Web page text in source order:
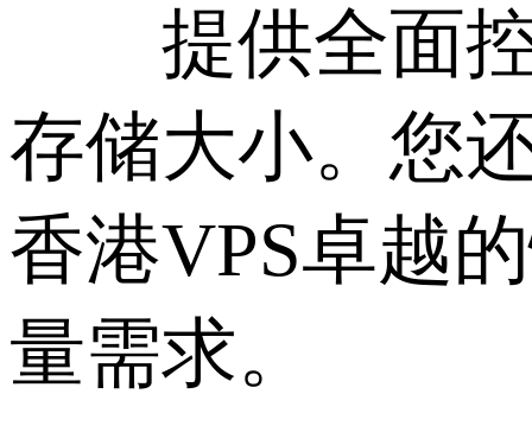
提供全面控
存储大小。您
香港VPS卓越
量需求。